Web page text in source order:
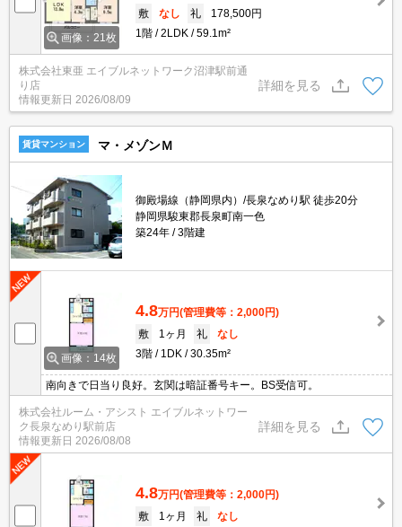
画像：21枚
敷
なし 礼
178,500円
1階
2LDK 59.1m²
株式会社東亜 エイブルネットワーク沼津駅前通
り店
情報更新日 2026/08/09
詳細を見る
賃貸マンション マ・メゾンＭ
御殿場線（静岡県内）/長泉なめり駅 徒歩20分
静岡県駿東郡長泉町南一色
築24年
3階建
画像：14枚
4.8万円(管理費等：2,000円)
敷
1ヶ月 礼
なし
3階
1DK 30.35m²
南向きで日当り良好。玄関は暗証番号キー。BS受信可。
株式会社ルーム・アシスト エイブルネットワー
ク長泉なめり駅前店
情報更新日 2026/08/08
詳細を見る
4.8万円(管理費等：2,000円)
敷
1ヶ月 礼 なし